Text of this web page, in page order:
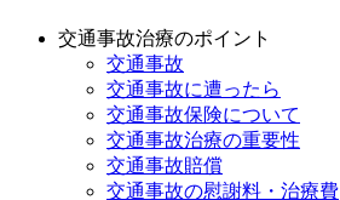
交通事故治療のポイント
交通事故
交通事故に遭ったら
交通事故保険について
交通事故治療の重要性
交通事故賠償
交通事故の慰謝料・治療費